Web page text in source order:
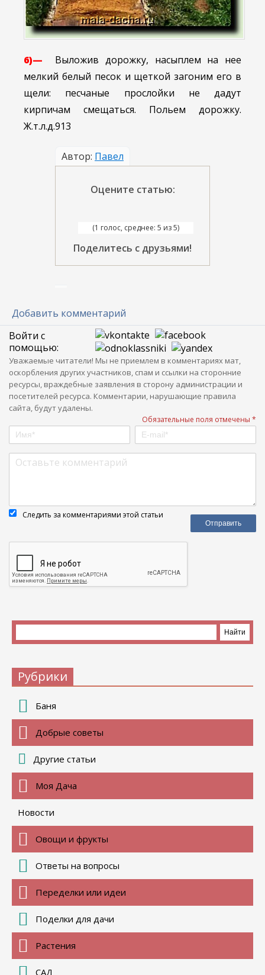
6)—
Выложив дорожку, насыплем на нее
мелкий белый песок и щеткой загоним его в
щели: песчаные прослойки не дадут
кирпичам смещаться. Польем дорожку.
Ж.т.л.д.913
Автор: Павел
Оцените статью:
(1 голос, среднее: 5 из 5)
Поделитесь с друзьями!
Добавить комментарий
Войти с
помощью:
Уважаемые читатели! Мы не приемлем в комментариях мат,
оскорбления других участников, спам и ссылки на сторонние
ресурсы, враждебные заявления в сторону администрации и
посетителей ресурса. Комментарии, нарушающие правила
сайта, будут удалены.
Обязательные поля отмечены *
Следить за комментариями этой статьи
Рубрики
Баня
Добрые советы
Другие статьи
Моя Дача
Новости
Овощи и фрукты
Ответы на вопросы
Переделки или идеи
Поделки для дачи
Растения
САД